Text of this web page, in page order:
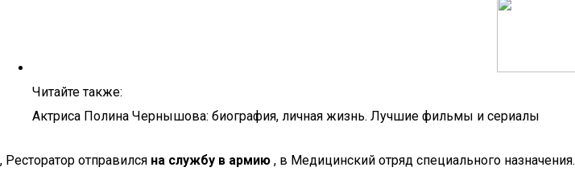
Читайте также:
Актриса Полина Чернышова: биография, личная жизнь. Лучшие фильмы и сериалы
, Ресторатор отправился на службу в армию , в Медицинский отряд специального назначения.